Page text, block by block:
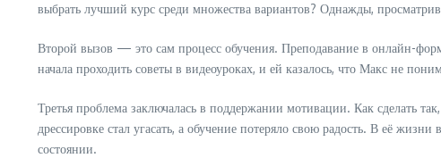
выбрать лучший курс среди множества вариантов? Однажды,
Второй вызов — это сам процесс обучения. Преподавание в онлайн-
начала проходить советы в видеоуроках, и ей казалось, что Макс не
Третья проблема заключалась в поддержании мотивации. Как сделать
дрессировке стал угасать, а обучение потеряло свою радость. В её
состоянии.